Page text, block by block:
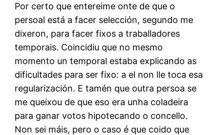
Por certo que entereime onte de que o
persoal está a facer selección, segundo me
dixeron, para facer fixos a traballadores
temporais. Coincidiu que no mesmo
momento un temporal estaba explicando as
dificultades para ser fixo: a el non lle toca esa
regularización. E tamén que outra persoa se
me queixou de que eso era unha coladeira
para ganar votos hipotecando o concello.
Non sei máis, pero o caso é que coido que